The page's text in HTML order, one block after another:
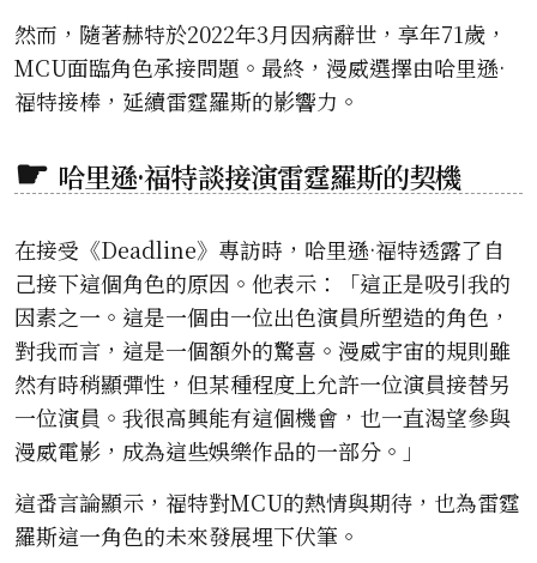
然而，隨著赫特於2022年3月因病辭世，享年71歲，
MCU面臨角色承接問題。最終，漫威選擇由哈里遜·
福特接棒，延續雷霆羅斯的影響力。
哈里遜·福特談接演雷霆羅斯的契機
在接受《Deadline》專訪時，哈里遜·福特透露了自
己接下這個角色的原因。他表示：「這正是吸引我的
因素之一。這是一個由一位出色演員所塑造的角色，
對我而言，這是一個額外的驚喜。漫威宇宙的規則雖
然有時稍顯彈性，但某種程度上允許一位演員接替另
一位演員。我很高興能有這個機會，也一直渴望參與
漫威電影，成為這些娛樂作品的一部分。」
這番言論顯示，福特對MCU的熱情與期待，也為雷霆
羅斯這一角色的未來發展埋下伏筆。